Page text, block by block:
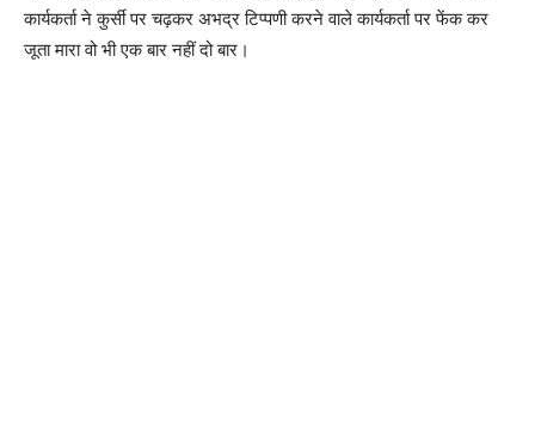
कार्यकर्ता ने कुर्सी पर चढ़कर अभद्र टिप्पणी करने वाले कार्यकर्ता पर फेंक कर
जूता मारा वो भी एक बार नहीं दो बार।